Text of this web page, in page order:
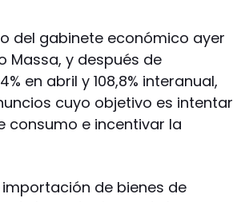
del gabinete económico ayer
Massa, y después de
en abril y 108,8% interanual,
cuyo objetivo es intentar
consumo e incentivar la
de bienes de